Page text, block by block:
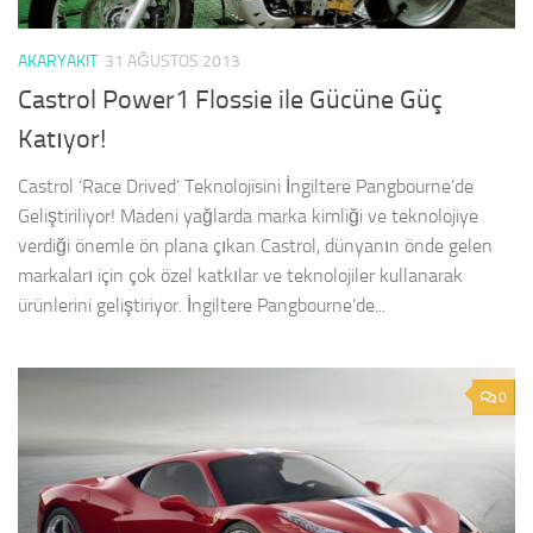
AKARYAKIT 31 AĞUSTOS 2013
Castrol Power1 Flossie ile Gücüne Güç
Katıyor!
Castrol ‘Race Drived’ Teknolojisini İngiltere Pangbourne’de
Geliştiriliyor! Madeni yağlarda marka kimliği ve teknolojiye
verdiği önemle ön plana çıkan Castrol, dünyanın önde gelen
markaları için çok özel katkılar ve teknolojiler kullanarak
ürünlerini geliştiriyor. İngiltere Pangbourne’de...
0